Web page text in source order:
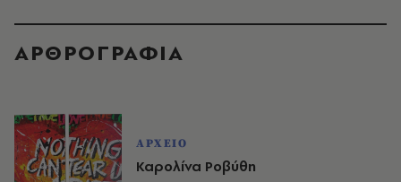
ΑΡΘΡΟΓΡΑΦΙΑ
ΑΡΧΕΙΟ
Καρολίνα Ροβύθη